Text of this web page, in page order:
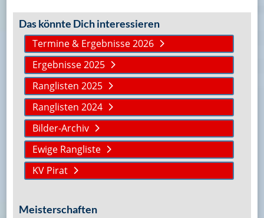
Das könnte Dich interessieren
Termine & Ergebnisse 2026
Ergebnisse 2025
Ranglisten 2025
Ranglisten 2024
Bilder-Archiv
Ewige Rangliste
KV Pirat
Meisterschaften